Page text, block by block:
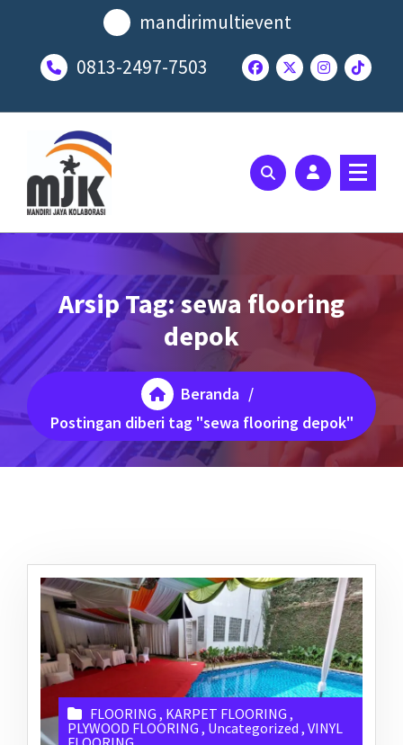
mandirimultievent
0813-2497-7503
Arsip Tag: sewa flooring
depok
Beranda /
Postingan diberi tag "sewa flooring depok"
FLOORING , KARPET FLOORING ,
PLYWOOD FLOORING , Uncategorized , VINYL